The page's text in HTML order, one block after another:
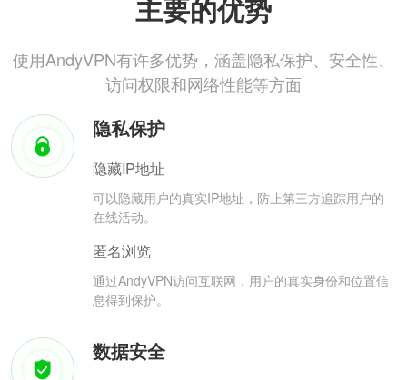
主要的优势
使用AndyVPN有许多优势，涵盖隐私保护、安全性、
访问权限和网络性能等方面
隐私保护
隐藏IP地址
可以隐藏用户的真实IP地址，防止第三方追踪用户的
在线活动。
匿名浏览
通过AndyVPN访问互联网，用户的真实身份和位置信
息得到保护。
数据安全